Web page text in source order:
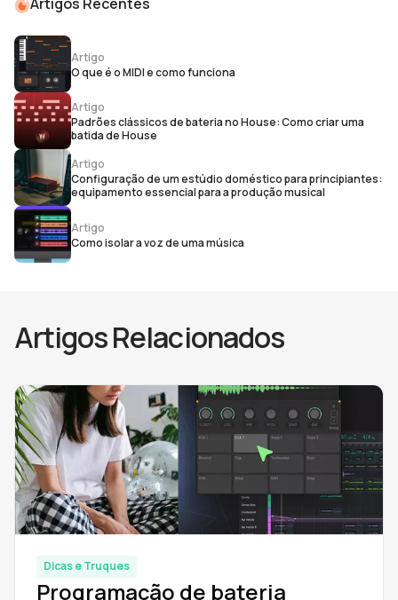
Artigo
O que é o MIDI e como funciona
Artigo
Padrões clássicos de bateria no House: Como criar uma
batida de House
Artigo
Configuração de um estúdio doméstico para principiantes:
equipamento essencial para a produção musical
Artigo
Como isolar a voz de uma música
Artigos Relacionados
Dicas e Truques
Programação de bateria